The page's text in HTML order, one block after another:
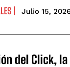
Julio 15,
del Click, la